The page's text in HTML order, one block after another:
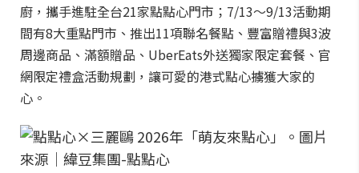
廚，攜手進駐全台21家點點心門市；7/13～9/13活動期
間有8大重點門市、推出11項聯名餐點、豐富贈禮與3波
周邊商品、滿額贈品、UberEats外送獨家限定套餐、官
網限定禮盒活動規劃，讓可愛的港式點心擄獲大家的
心。